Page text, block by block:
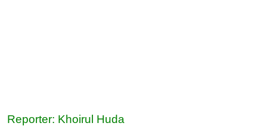
Reporter: Khoirul Huda